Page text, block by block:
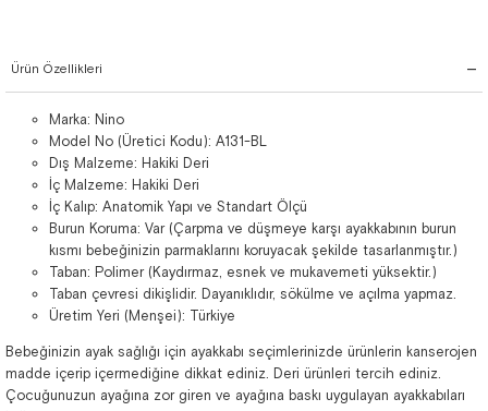
Ürün Özellikleri
Marka: Nino
Model No (Üretici Kodu): A131-BL
Dış Malzeme: Hakiki Deri
İç Malzeme: Hakiki Deri
İç Kalıp: Anatomik Yapı ve Standart Ölçü
Burun Koruma: Var (Çarpma ve düşmeye karşı ayakkabının burun
kısmı bebeğinizin parmaklarını koruyacak şekilde tasarlanmıştır.)
Taban: Polimer (Kaydırmaz, esnek ve mukavemeti yüksektir.)
Taban çevresi dikişlidir. Dayanıklıdır, sökülme ve açılma yapmaz.
Üretim Yeri (Menşei): Türkiye
Bebeğinizin ayak sağlığı için ayakkabı seçimlerinizde ürünlerin kanserojen
madde içerip içermediğine dikkat ediniz. Deri ürünleri tercih ediniz.
Çocuğunuzun ayağına zor giren ve ayağına baskı uygulayan ayakkabıları